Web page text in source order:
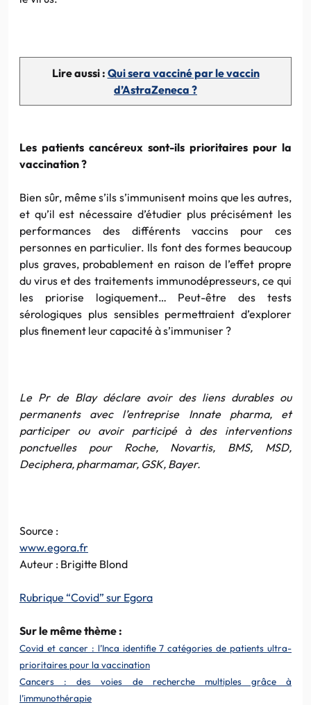
Lire aussi : Qui sera vacciné par le vaccin
d’AstraZeneca ?
Les patients cancéreux sont-ils prioritaires pour la
vaccination ?
Bien sûr, même s’ils s’immunisent moins que les autres,
et qu’il est nécessaire d’étudier plus précisément les
performances des différents vaccins pour ces
personnes en particulier. Ils font des formes beaucoup
plus graves, probablement en raison de l’effet propre
du virus et des traitements immunodépresseurs, ce qui
les priorise logiquement… Peut-être des tests
sérologiques plus sensibles permettraient d’explorer
plus finement leur capacité à s’immuniser ?
Le Pr de Blay déclare avoir des liens durables ou
permanents avec l’entreprise Innate pharma, et
participer ou avoir participé à des interventions
ponctuelles pour Roche, Novartis, BMS, MSD,
Deciphera, pharmamar, GSK, Bayer.
Source :
www.egora.fr
Auteur : Brigitte Blond
Rubrique “Covid” sur Egora
Sur le même thème :
Covid et cancer : l’Inca identifie 7 catégories de patients ultra-
prioritaires pour la vaccination
Cancers : des voies de recherche multiples grâce à
l’immunothérapie